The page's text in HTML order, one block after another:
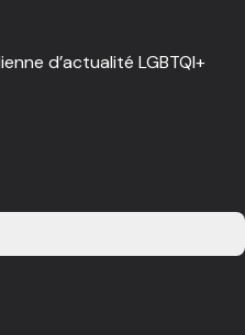
d’actualité LGBTQI+